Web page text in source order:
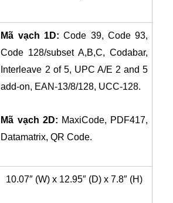
Mã vạch 1D: Code 39, Code 93,
Code 128/subset A,B,C, Codabar,
Interleave 2 of 5, UPC A/E 2 and 5
add-on, EAN-13/8/128, UCC-128.
Mã vạch 2D: MaxiCode, PDF417,
Datamatrix, QR Code.
10.07″ (W) x 12.95″ (D) x 7.8″ (H)